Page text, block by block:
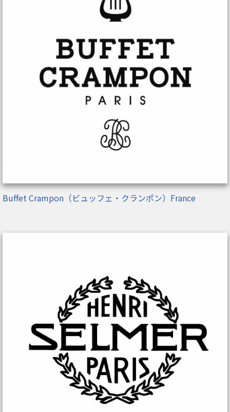
Buffet Crampon（ビュッフェ・クランポン）France